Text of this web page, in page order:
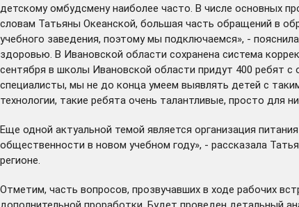
детскому омбудсмену наиболее часто. В числе основных
словам Татьяны Океанской, большая часть обращений в
учебного заведения, поэтому мы подключаемся», -
здоровью. В Ивановской области сохранена система
сентября в школы Ивановской области придут 400 ребят
специалисты, мы не до конца умеем выявлять детей с
технологии, такие ребята очень талантливые, просто для
Еще одной актуальной темой является организация
общественности в новом учебном году», - рассказала
регионе.
Отметим, часть вопросов, прозвучавших в ходе рабочих